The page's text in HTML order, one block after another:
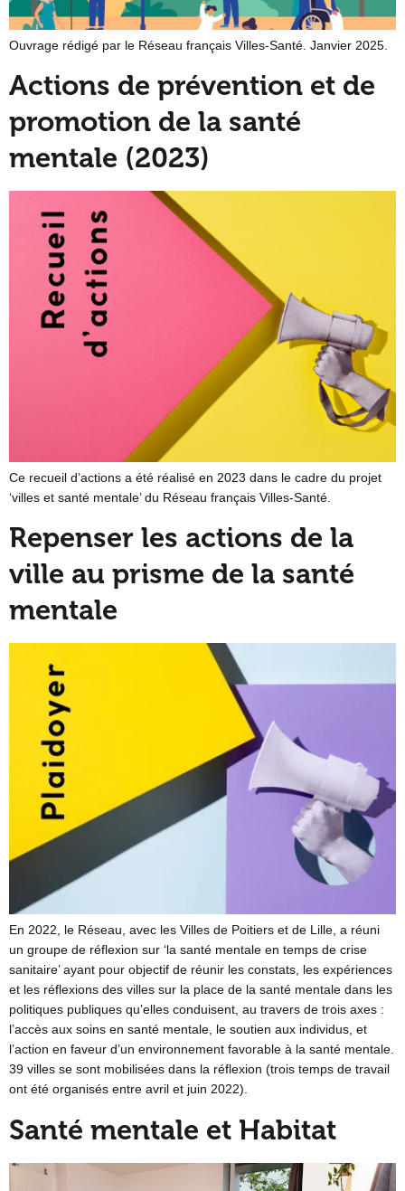
Ouvrage rédigé par le Réseau français Villes-Santé. Janvier 2025.
Actions de prévention et de
promotion de la santé
mentale (2023)
Ce recueil d’actions a été réalisé en 2023 dans le cadre du projet
‘villes et santé mentale’ du Réseau français Villes-Santé.
Repenser les actions de la
ville au prisme de la santé
mentale
En 2022, le Réseau, avec les Villes de Poitiers et de Lille, a réuni
un groupe de réflexion sur ‘la santé mentale en temps de crise
sanitaire’ ayant pour objectif de réunir les constats, les expériences
et les réflexions des villes sur la place de la santé mentale dans les
politiques publiques qu’elles conduisent, au travers de trois axes :
l’accès aux soins en santé mentale, le soutien aux individus, et
l’action en faveur d’un environnement favorable à la santé mentale.
39 villes se sont mobilisées dans la réflexion (trois temps de travail
ont été organisés entre avril et juin 2022).
Santé mentale et Habitat